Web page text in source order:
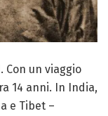
Con un viaggio
14 anni. In India,
e Tibet –